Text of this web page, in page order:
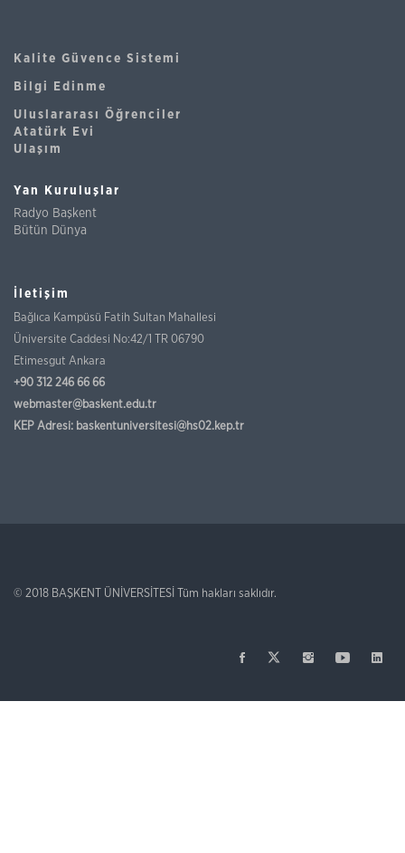
Kalite Güvence Sistemi
Bilgi Edinme
Uluslararası Öğrenciler
Atatürk Evi
Ulaşım
Yan Kuruluşlar
Radyo Başkent
Bütün Dünya
İletişim
Bağlıca Kampüsü Fatih Sultan Mahallesi
Üniversite Caddesi No:42/1 TR 06790
Etimesgut Ankara
+90 312 246 66 66
webmaster@baskent.edu.tr
KEP Adresi: baskentuniversitesi@hs02.kep.tr
© 2018 BAŞKENT ÜNİVERSİTESİ Tüm hakları saklıdır.